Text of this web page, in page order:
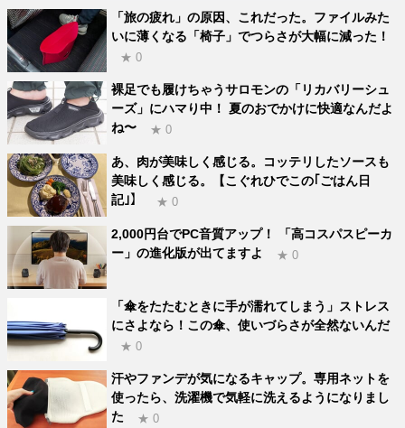
「旅の疲れ」の原因、これだった。ファイルみた
いに薄くなる「椅子」でつらさが大幅に減った！
★ 0
裸足でも履けちゃうサロモンの「リカバリーシュ
ーズ」にハマり中！ 夏のおでかけに快適なんだよ
ね〜
★ 0
あ、肉が美味しく感じる。コッテリしたソースも
美味しく感じる。【こぐれひでこの｢ごはん日
記｣】
★ 0
2,000円台でPC音質アップ！ 「高コスパスピーカ
ー」の進化版が出てますよ
★ 0
「傘をたたむときに手が濡れてしまう」ストレス
にさよなら！この傘、使いづらさが全然ないんだ
★ 0
汗やファンデが気になるキャップ。専用ネットを
使ったら、洗濯機で気軽に洗えるようになりまし
た
★ 0